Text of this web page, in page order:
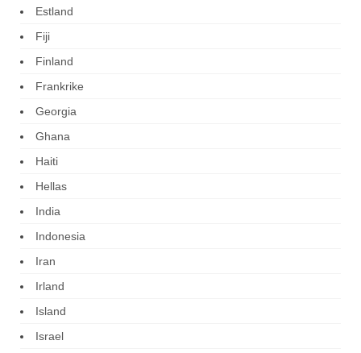
Estland
Fiji
Finland
Frankrike
Georgia
Ghana
Haiti
Hellas
India
Indonesia
Iran
Irland
Island
Israel